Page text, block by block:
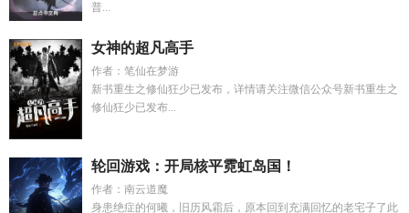
普...
女神的超凡高手
作者：笔仙在梦游
新书重生之修仙狂少已发布，详情请关注微信公众号新书重生之
修仙狂少已发布...
轮回游戏：开局核平霓虹岛国！
作者：南云道魔
身患绝症的何曦，旧历风霜后，原本回到充满回忆的老宅子了此